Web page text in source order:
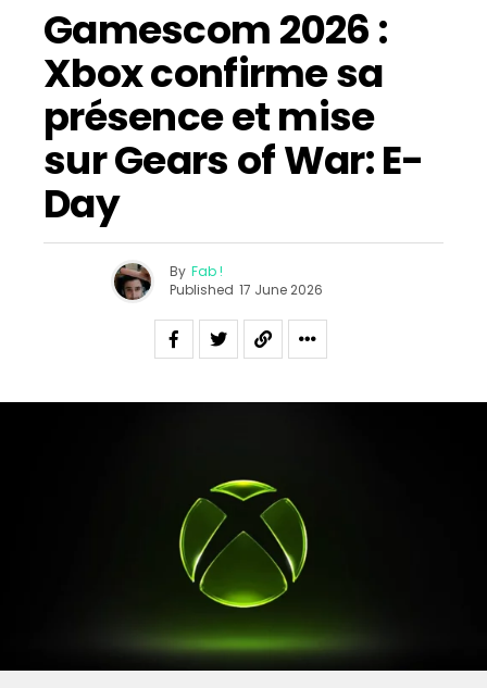
Gamescom 2026 :
Xbox confirme sa
présence et mise
sur Gears of War: E-
Day
By Fab !
Published 17 June 2026